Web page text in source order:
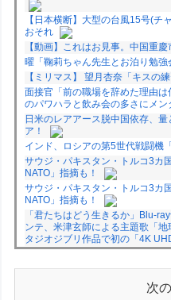
【日本横断】大型の台風15号(
おそれ
【動画】これはお見事。中国重
曜「鞠莉ちゃん先生とお泊り勉強
【ミリマス】 望月杏奈「キスの
面接官「前の職場を辞めた理由
のパワハラと飲み会の多さにメン
日米のレアアース脱中国依存、
ア！
インド、ロシアの第5世代戦闘機
サウジ・パキスタン・トルコ3カ
NATO」指摘も！
サウジ・パキスタン・トルコ3カ
NATO」指摘も！
「君たちはどう生きるか」Blu-
ンテ、米津玄師による主題歌「
タジオジブリ作品で初の「4K
【しばらく固定記事です】
★【ワートリ】今月第241話「遠
験㊳」【コメント欄まとめます
次